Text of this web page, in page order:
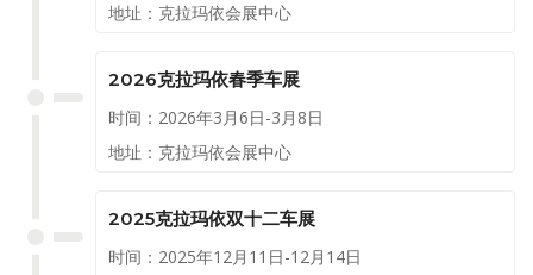
地址：克拉玛依会展中心
2026克拉玛依春季车展
时间：2026年3月6日-3月8日
地址：克拉玛依会展中心
2025克拉玛依双十二车展
时间：2025年12月11日-12月14日